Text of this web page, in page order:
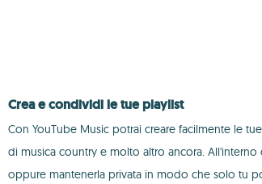
Crea e condividi le tue playlist
Con YouTube Music potrai creare facilmente le
di musica country e molto altro ancora.
oppure mantenerla privata in modo che solo tu